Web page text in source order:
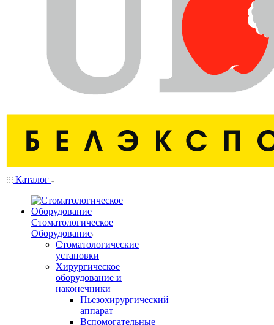
Каталог
Стоматологическое
Оборудование
Стоматологические
установки
Хирургическое
оборудование и
наконечники
Пьезохирургический
аппарат
Вспомогательные